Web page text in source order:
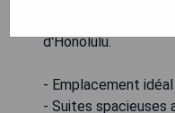
d'Honolulu.
- Emplacement
- Suites spacieuses